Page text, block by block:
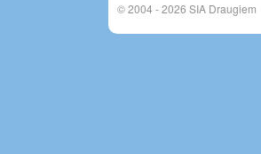
© 2004 - 2026 SIA Draugiem